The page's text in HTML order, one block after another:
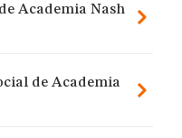
Academia Nash
de Academia